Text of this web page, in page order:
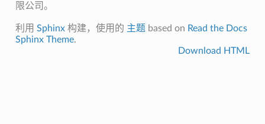
限公司。
利用 Sphinx构建，使用的 主题 based on Read the Docs
Sphinx Theme.
Download HTML